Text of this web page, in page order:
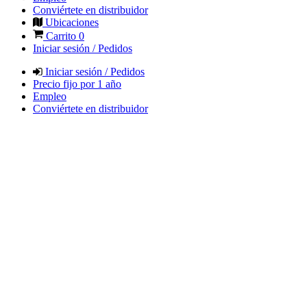
Conviértete en distribuidor
Ubicaciones
Carrito 0
Iniciar sesión / Pedidos
Iniciar sesión / Pedidos
Precio fijo por 1 año
Empleo
Conviértete en distribuidor